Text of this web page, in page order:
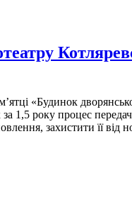
«Будинок
1,5 року процес
захистити її від